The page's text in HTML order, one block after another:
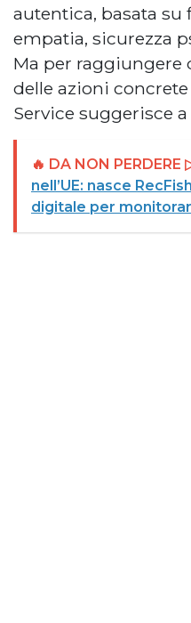
autentica, basata su
empatia, sicurezza
Ma per
delle azioni concrete
Service suggerisce
🔥 DA NON PERDERE
nell’UE: nasce
digitale per